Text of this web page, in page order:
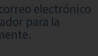
electrónico
para la